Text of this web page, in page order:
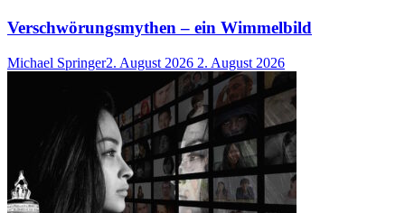
Verschwörungsmythen – ein Wimmelbild
Michael Springer2. August 2026 2. August 2026